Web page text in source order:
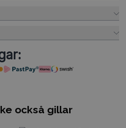
också gillar